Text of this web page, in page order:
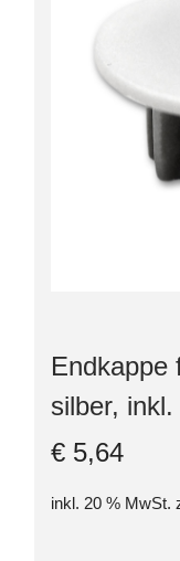
Endkappe
silber,
€ 5,64
inkl. 20 % MwSt.